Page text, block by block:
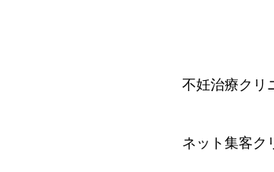
不妊治療クリ
ネット集客ク